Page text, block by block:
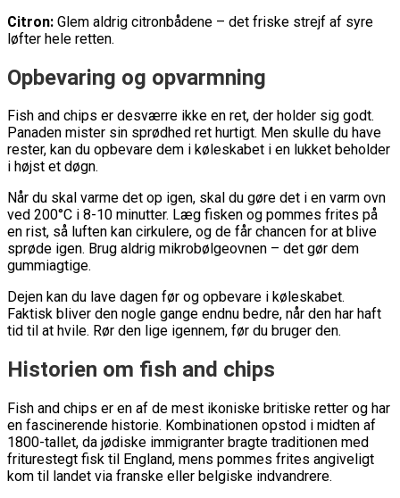
Citron: Glem aldrig citronbådene – det friske strejf af syre
løfter hele retten.
Opbevaring og opvarmning
Fish and chips er desværre ikke en ret, der holder sig godt.
Panaden mister sin sprødhed ret hurtigt. Men skulle du have
rester, kan du opbevare dem i køleskabet i en lukket beholder
i højst et døgn.
Når du skal varme det op igen, skal du gøre det i en varm ovn
ved 200°C i 8-10 minutter. Læg fisken og pommes frites på
en rist, så luften kan cirkulere, og de får chancen for at blive
sprøde igen. Brug aldrig mikrobølgeovnen – det gør dem
gummiagtige.
Dejen kan du lave dagen før og opbevare i køleskabet.
Faktisk bliver den nogle gange endnu bedre, når den har haft
tid til at hvile. Rør den lige igennem, før du bruger den.
Historien om fish and chips
Fish and chips er en af de mest ikoniske britiske retter og har
en fascinerende historie. Kombinationen opstod i midten af
1800-tallet, da jødiske immigranter bragte traditionen med
friturestegt fisk til England, mens pommes frites angiveligt
kom til landet via franske eller belgiske indvandrere.